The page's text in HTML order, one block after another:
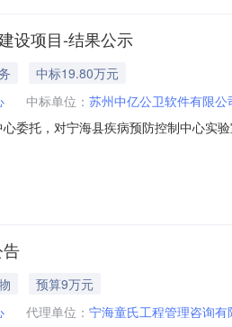
设项目-结果公示
中标19.80万元
中标单位： 苏州中亿公卫软件有限公
委托，对宁海县疾病预防控制中心
系统建设项目1项198000元苏州中亿
预算9万元
代理单位： 宁海童氏工程管理咨询有